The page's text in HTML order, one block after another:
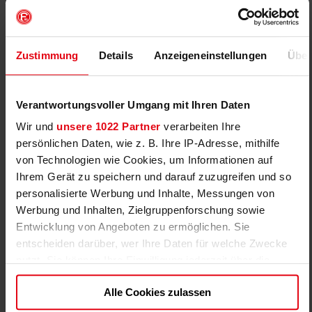
Zustimmung Details Anzeigeneinstellungen
Verantwortungsvoller Umgang mit Ihren Daten
Wir und unsere 1022 Partner verarbeiten Ihre
persönlichen Daten, wie z. B. Ihre IP-Adresse, mithilfe
von Technologien wie Cookies, um Informationen auf
Ihrem Gerät zu speichern und darauf zuzugreifen und so
personalisierte Werbung und Inhalte, Messungen von
Werbung und Inhalten, Zielgruppenforschung sowie
Entwicklung von Angeboten zu ermöglichen. Sie
entscheiden darüber, wer Ihre Daten für welche Zwecke
Cookie-Erklärung oder durch Klicken auf das Privacy
Trigger Symbol ändern oder widerrufen
Alle Cookies zulassen
VfB Stuttgart II
Spieltagscamps
Fr, 28.08.2026 16:00 bis
Fr, 28.08.2026 18:00
89,95 EUR
Kleingruppentraining:
F95-NLZ am Flinger
Broich 89
Schwerpunkttraining
40235 Düsseldorf
bis So, 06.09.2026 11:00
29,95 EUR
FREIE PLÄTZE
Anmelden
F95-NLZ am Flinger